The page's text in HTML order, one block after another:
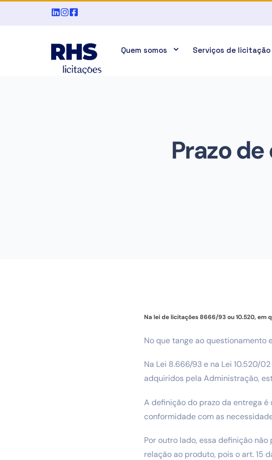
Quem somos Serviços de licitação
Prazo
Na lei de licitações 8666/93 ou 10.520, em
No que tange ao questionamento
Na Lei 8.666/93 e na Lei 10.520/
adquiridos pela Administração,
A definição do prazo da entrega
conformidade com as
Por outro lado, essa definição
relação ao produto, pois o art. 15